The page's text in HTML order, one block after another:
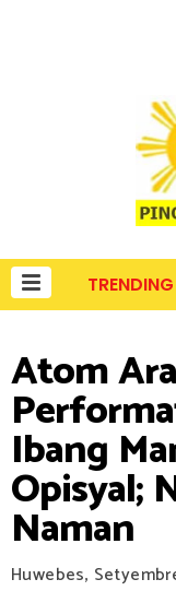
TRENDING
Atom
Ibang
Opisyal;
Naman
Huwebes,